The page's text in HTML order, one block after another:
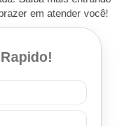
em atender você!